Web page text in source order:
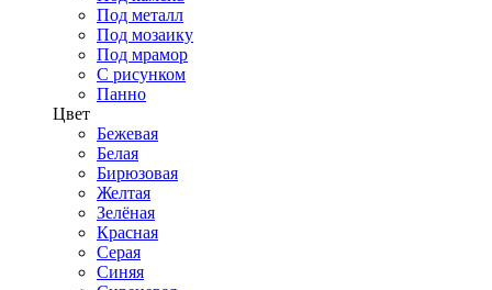
Под металл
Под мозаику
Под мрамор
С рисунком
Панно
Цвет
Бежевая
Белая
Бирюзовая
Желтая
Зелёная
Красная
Серая
Синяя